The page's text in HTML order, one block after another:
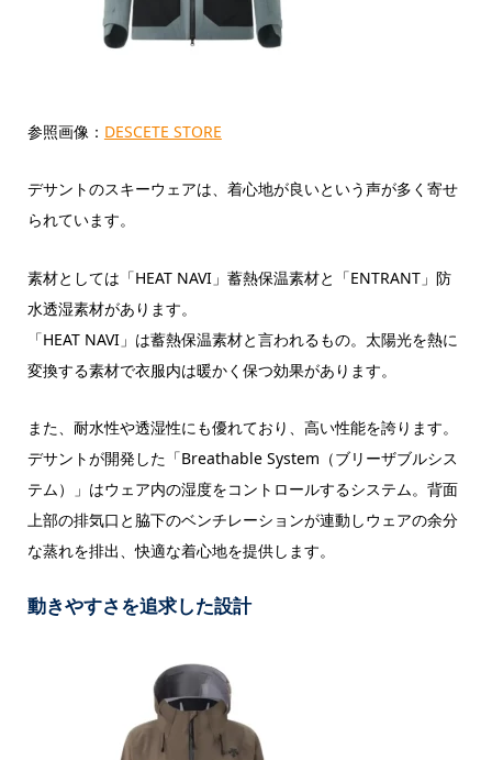
参照画像： DESCETE STORE
デサントのスキーウェアは、着心地が良いという声が多く寄せ
られています。
素材としては「HEAT NAVI」蓄熱保温素材と「ENTRANT」防
水透湿素材があります。
「HEAT NAVI」は蓄熱保温素材と言われるもの。太陽光を熱に
変換する素材で衣服内は暖かく保つ効果があります。
また、耐水性や透湿性にも優れており、高い性能を誇ります。
デサントが開発した「Breathable System（ブリーザブルシス
テム）」はウェア内の湿度をコントロールするシステム。背面
上部の排気口と脇下のベンチレーションが連動しウェアの余分
な蒸れを排出、快適な着心地を提供します。
動きやすさを追求した設計